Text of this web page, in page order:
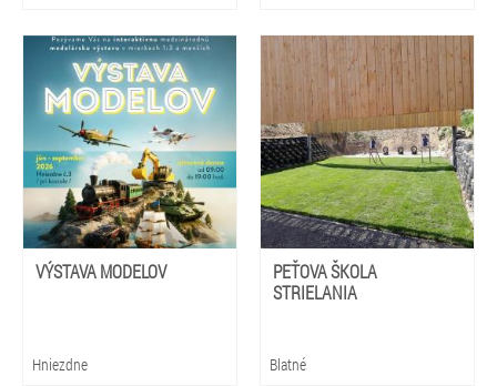
VÝSTAVA MODELOV
Hniezdne
PEŤOVA ŠKOLA
STRIELANIA
Blatné